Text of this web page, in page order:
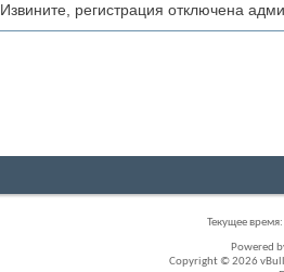
Извините, регистрация отключена
Текущее время:
Powered
Copyright © 2026